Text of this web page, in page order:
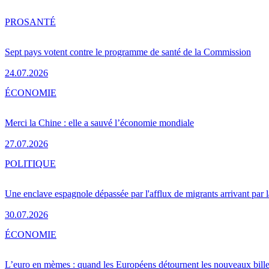
Sept pays votent contre le programme de santé de la Commission
24.07.2026
PROSANTÉ
Merci la Chine : elle a sauvé l’économie mondiale
27.07.2026
ÉCONOMIE
Une enclave espagnole dépassée par l'afflux de migrants arrivant par
30.07.2026
POLITIQUE
L’euro en mèmes : quand les Européens détournent les nouveaux
ÉCONOMIE